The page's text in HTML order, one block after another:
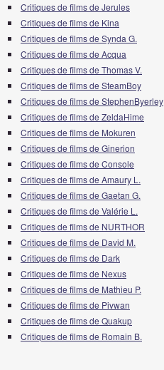
Critiques de films de Jerules
Critiques de films de Kina
Critiques de films de Synda G.
Critiques de films de Acqua
Critiques de films de Thomas V.
Critiques de films de SteamBoy
Critiques de films de StephenByerley
Critiques de films de ZeldaHime
Critiques de films de Mokuren
Critiques de films de Ginerion
Critiques de films de Console
Critiques de films de Amaury L.
Critiques de films de Gaetan G.
Critiques de films de Valérie L.
Critiques de films de NURTHOR
Critiques de films de David M.
Critiques de films de Dark
Critiques de films de Nexus
Critiques de films de Mathieu P.
Critiques de films de Pivwan
Critiques de films de Quakup
Critiques de films de Romain B.